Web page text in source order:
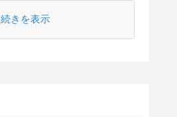
続きを表示